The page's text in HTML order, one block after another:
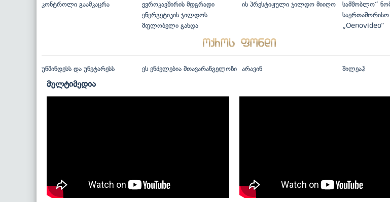
კონტროლი გაამკაცრა
ევროკავშირის მდგრადი
ენერგეტიკის ჯილდოს
მფლობელი გახდა
ის პრესტიჟული ჯილდო მიიღო
სამშობლო“
„Oenovideo“
უწმინდესს და უნეტარესს ეს ენძელებია მთავარანგელოზი არავინ შილეაჰ
მულტიმედია